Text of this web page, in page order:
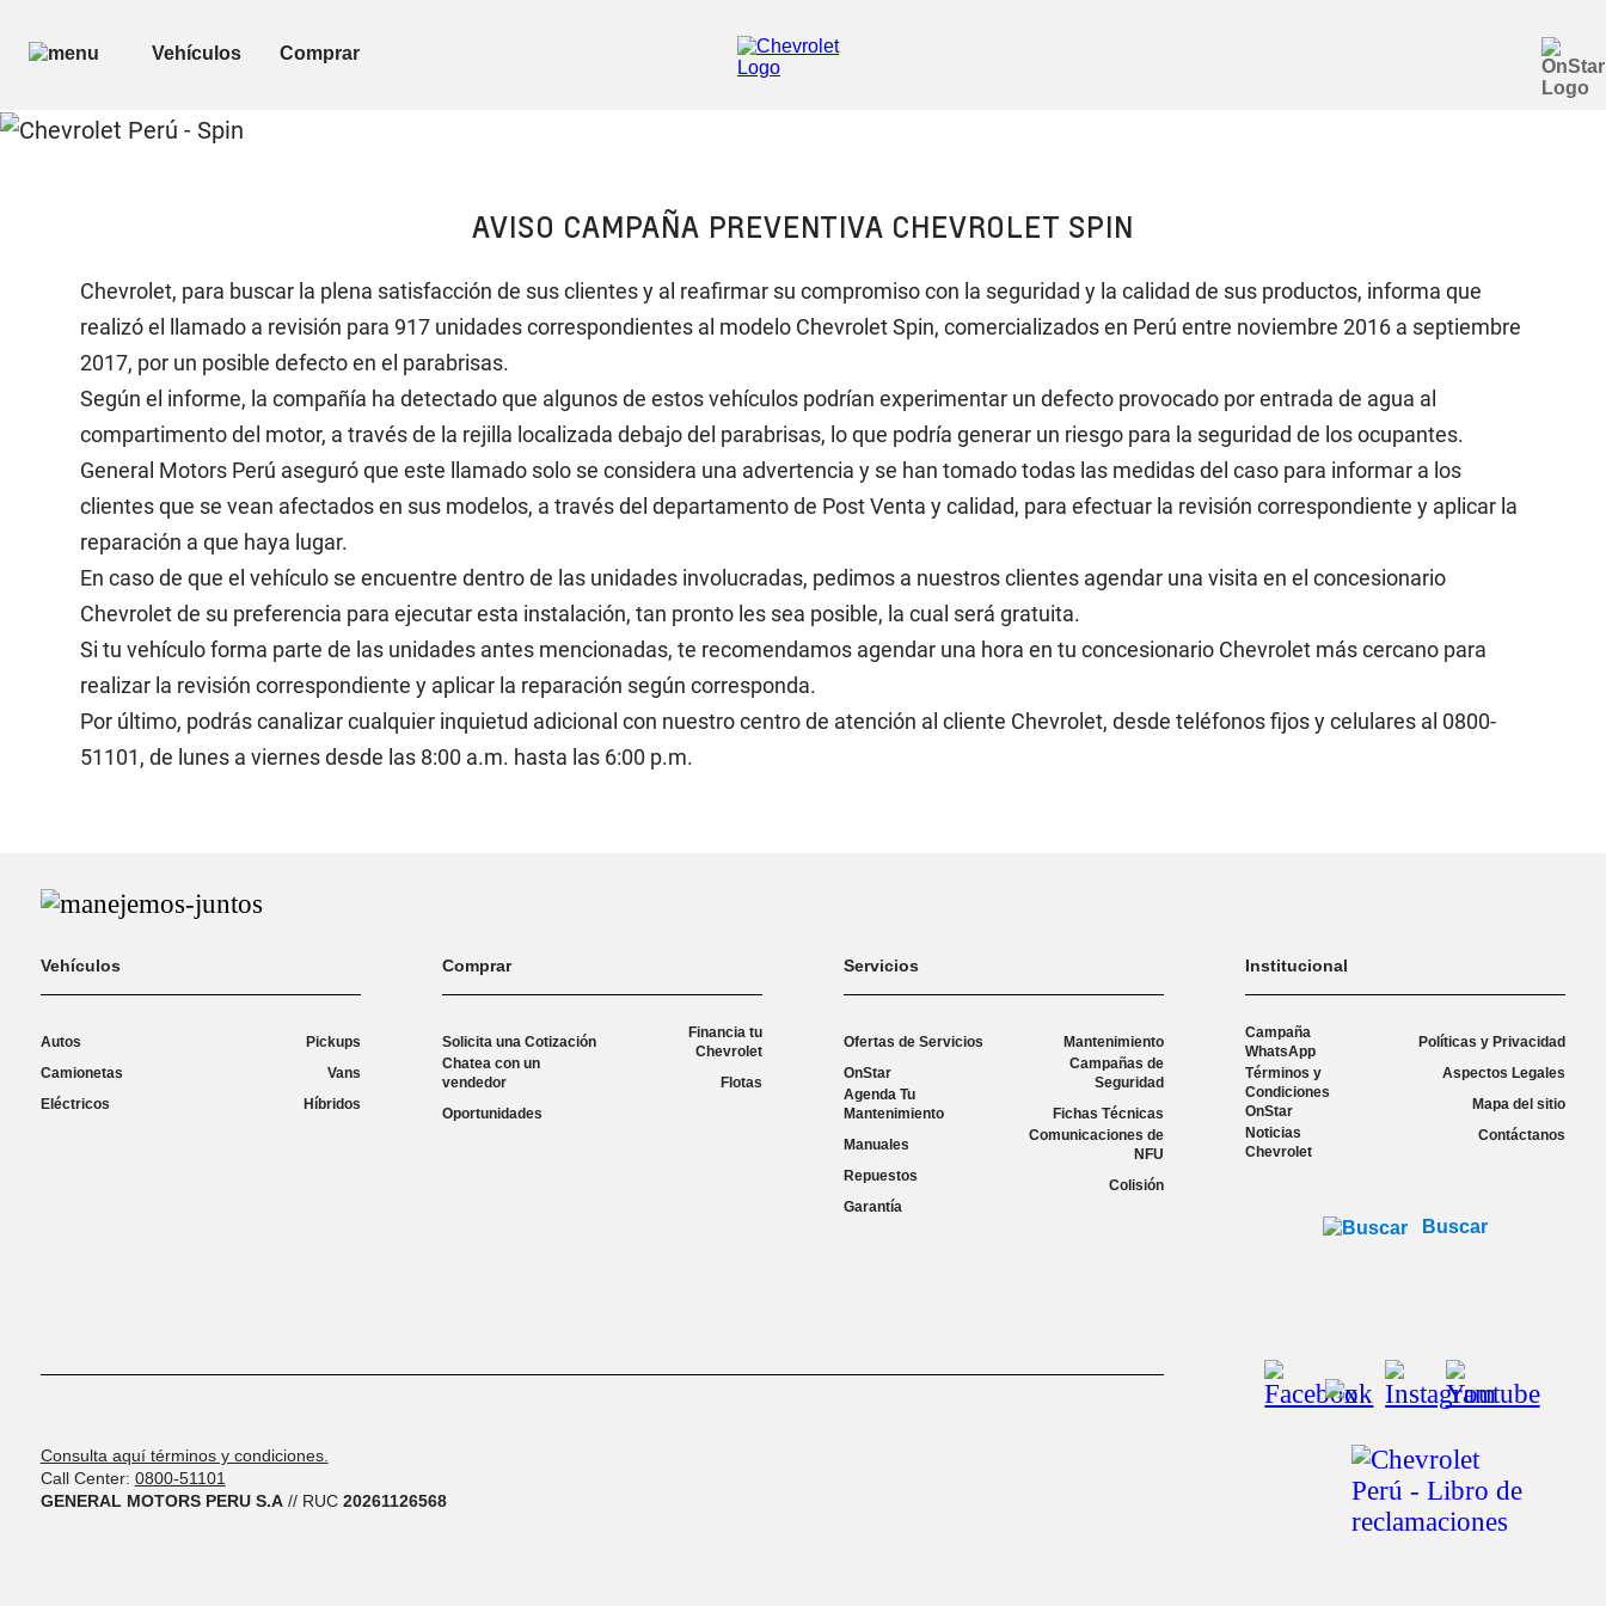
AVISO CAMPAÑA PREVENTIVA CHEVROLET SPIN
Chevrolet, para buscar la plena satisfacción de sus clientes y al reafirmar su compromiso con la seguridad y la calidad de sus productos, informa que
realizó el llamado a revisión para 917 unidades correspondientes al modelo Chevrolet Spin, comercializados en Perú entre noviembre 2016 a septiembre
2017, por un posible defecto en el parabrisas.
Según el informe, la compañía ha detectado que algunos de estos vehículos podrían experimentar un defecto provocado por entrada de agua al
compartimento del motor, a través de la rejilla localizada debajo del parabrisas, lo que podría generar un riesgo para la seguridad de los ocupantes.
General Motors Perú aseguró que este llamado solo se considera una advertencia y se han tomado todas las medidas del caso para informar a los
clientes que se vean afectados en sus modelos, a través del departamento de Post Venta y calidad, para efectuar la revisión correspondiente y aplicar la
reparación a que haya lugar.
En caso de que el vehículo se encuentre dentro de las unidades involucradas, pedimos a nuestros clientes agendar una visita en el concesionario
Chevrolet de su preferencia para ejecutar esta instalación, tan pronto les sea posible, la cual será gratuita.
Si tu vehículo forma parte de las unidades antes mencionadas, te recomendamos agendar una hora en tu concesionario Chevrolet más cercano para
realizar la revisión correspondiente y aplicar la reparación según corresponda.
Por último, podrás canalizar cualquier inquietud adicional con nuestro centro de atención al cliente Chevrolet, desde teléfonos fijos y celulares al 0800-
51101, de lunes a viernes desde las 8:00 a.m. hasta las 6:00 p.m.